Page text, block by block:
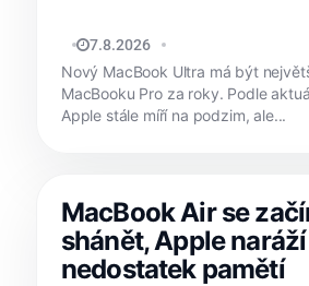
MATYÁŠ KOZÁK
7.8.2026
Nový MacBook Ultra má být
MacBooku Pro za roky. Podle
Apple stále míří na podzim, ale...
MacBook Air se
shánět, Apple
nedostatek pamětí